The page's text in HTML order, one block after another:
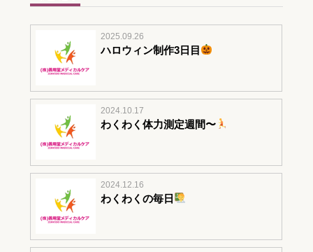
2025.09.26
ハロウィン制作3日目
2024.10.17
わくわく体力測定週間〜
2024.12.16
わくわくの毎日